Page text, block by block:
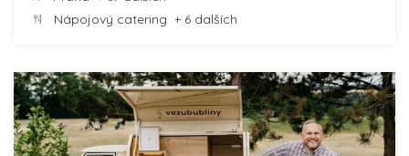
Nápojový catering + 6 dalších